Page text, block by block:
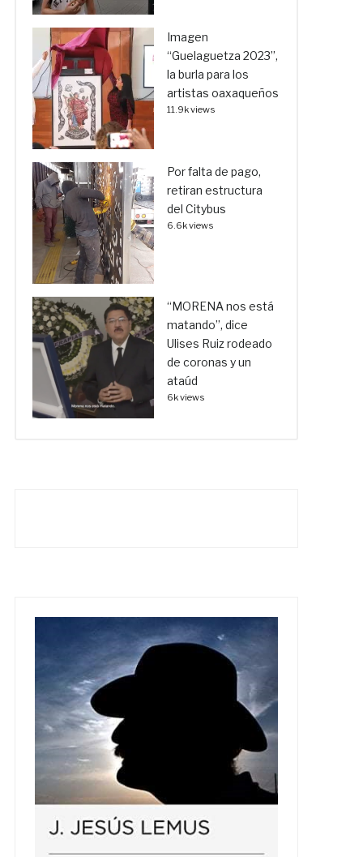
Imagen
“Guelaguetza 2023”,
la burla para los
artistas oaxaqueños
11.9k views
Por falta de pago,
retiran estructura
del Citybus
6.6k views
“MORENA nos está
matando”, dice
Ulises Ruiz rodeado
de coronas y un
ataúd
6k views